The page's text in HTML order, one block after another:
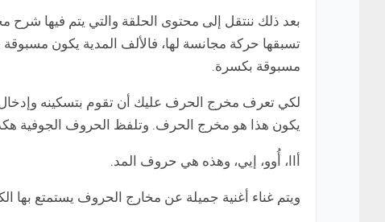
بعد ذلك ننتقل إلى محتوى الحلقة والتي يتم فيها
تسبقها حركة مجانسة لها، فالألف المدية يكون مسبوقة
مسبوقة بكسرة.
لكي تعرف مخرج الحرف عليك أن تقوم بتسكينه
يكون هذا هو مخرج الحرف. وتلفظ الحروف الجوفية
أاا، أُوو، إيي، وهذه هي حروف المد.
ويتم غناء أغنية جميلة عن مخارج الحروف يستمتع بها